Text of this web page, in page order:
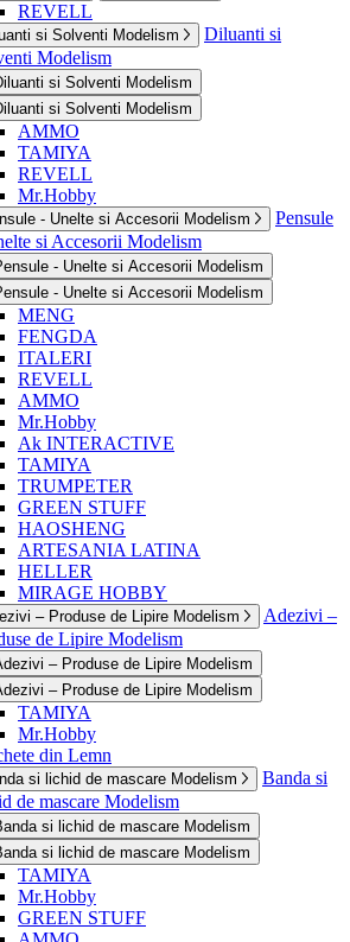
REVELL
si Solventi Modelism
Diluanti si
Modelism
si Solventi Modelism
si Solventi Modelism
AMMO
TAMIYA
REVELL
Mr.Hobby
- Unelte si Accesorii Modelism
Pensule
si Accesorii Modelism
- Unelte si Accesorii Modelism
- Unelte si Accesorii Modelism
MENG
FENGDA
ITALERI
REVELL
AMMO
Mr.Hobby
Ak INTERACTIVE
TAMIYA
TRUMPETER
GREEN STUFF
HAOSHENG
ARTESANIA LATINA
HELLER
MIRAGE HOBBY
– Produse de Lipire Modelism
Adezivi –
de Lipire Modelism
– Produse de Lipire Modelism
– Produse de Lipire Modelism
TAMIYA
Mr.Hobby
din Lemn
si lichid de mascare Modelism
Banda si
de mascare Modelism
si lichid de mascare Modelism
si lichid de mascare Modelism
TAMIYA
Mr.Hobby
GREEN STUFF